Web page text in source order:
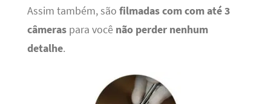
Assim também, são filmadas com com até 3
câmeraspara você não perder nenhum
detalhe.